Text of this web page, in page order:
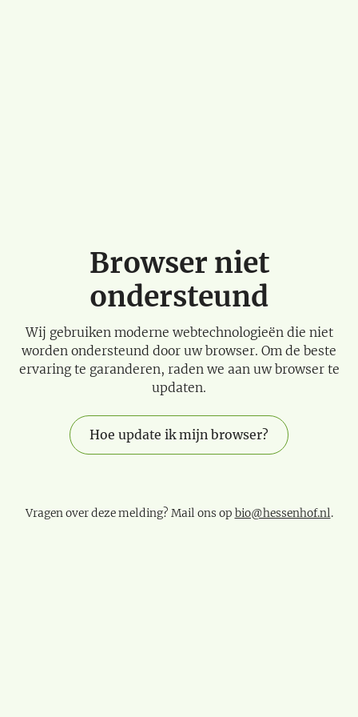
Browser niet
ondersteund
Wij gebruiken moderne webtechnologieën die niet
worden ondersteund door uw browser. Om de beste
ervaring te garanderen, raden we aan uw browser te
updaten.
Hoe update ik mijn browser?
Vragen over deze melding? Mail ons op bio@hessenhof.nl.